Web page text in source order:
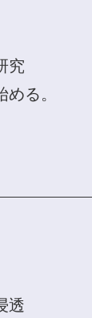
究
る。
透